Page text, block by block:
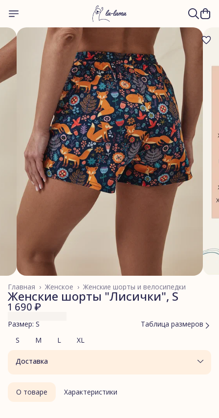
Женские шорты и велосипедки
Женское ›
Главная ›
Женские шорты "Лисички", S
1 690 ₽
Размер: S
Таблица размеров
S
M L XL
Доставка
О товаре Характеристики